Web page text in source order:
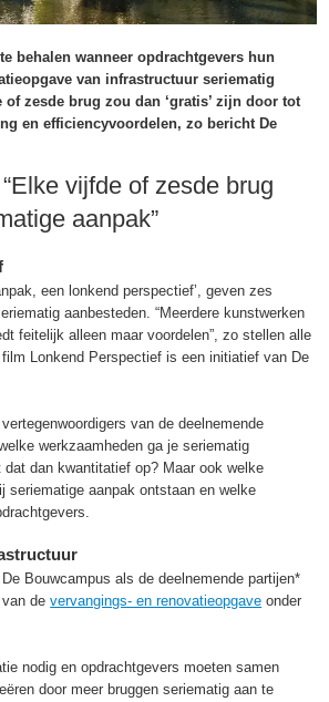
behalen wanneer opdrachtgevers hun
van infrastructuur seriematig
zesde brug zou dan ‘gratis’ zijn door tot
en efficiencyvoordelen, zo bericht De
vijfde of zesde brug
aanpak”
een lonkend perspectief’, geven zes
aanbesteden. “Meerdere kunstwerken
feitelijk alleen maar voordelen”, zo stellen alle
Lonkend Perspectief is een initiatief van De
van de deelnemende
werkzaamheden ga je seriematig
dan kwantitatief op? Maar ook welke
seriematige aanpak ontstaan en welke
Bouwcampus als de deelnemende partijen*
van devervangings- en renovatieopgave onder
nodig en opdrachtgevers moeten samen
door meer bruggen seriematig aan te